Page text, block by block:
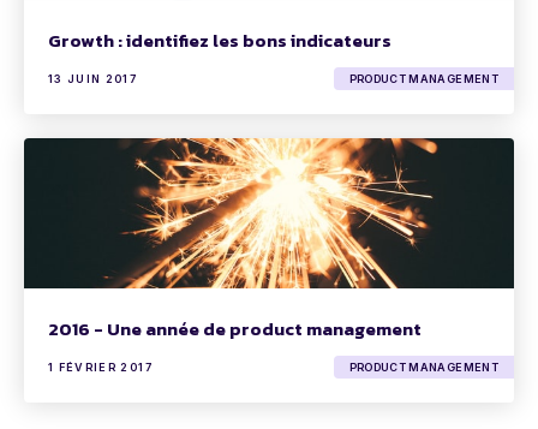
Growth : identifiez les bons indicateurs
13 JUIN 2017 PRODUCT MANAGEMENT
2016 - Une année de product management
1 FÉVRIER 2017 PRODUCT MANAGEMENT